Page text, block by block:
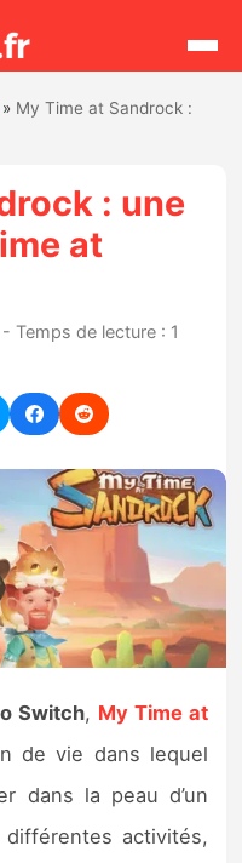
» My Time at Sandrock :
: une
at
Temps de lecture : 1
Switch, My Time at
de vie dans lequel
dans la peau d’un
activités,